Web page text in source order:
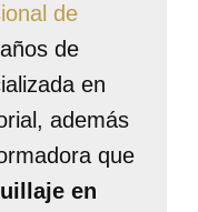
de
de
en
además
que
en